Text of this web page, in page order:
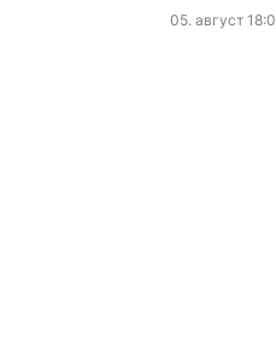
05. август